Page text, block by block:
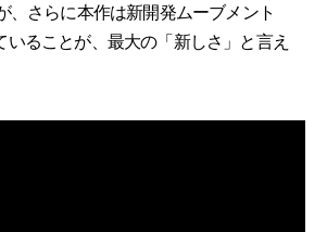
、さらに本作は新開発ムーブメント
いることが、最大の「新しさ」と言え